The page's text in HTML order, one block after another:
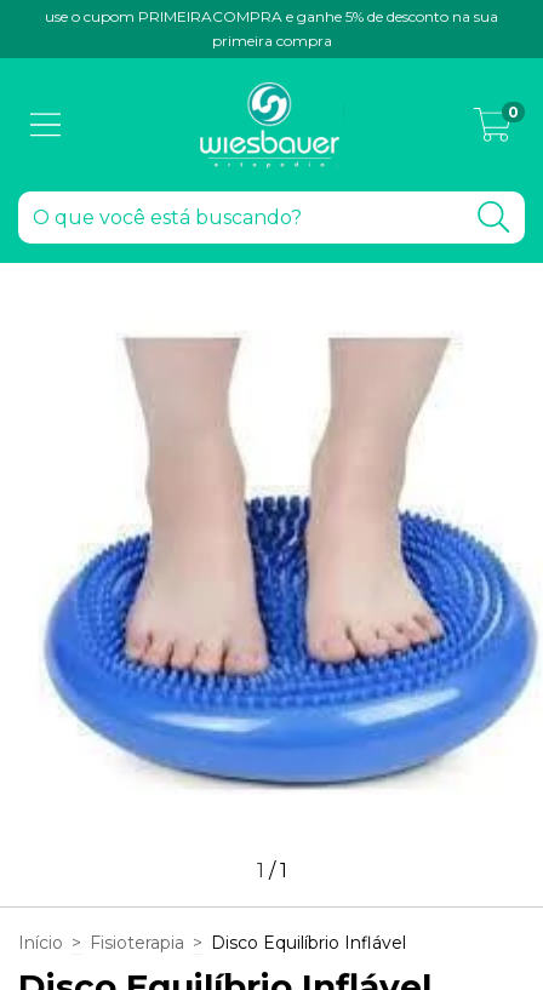
use o cupom PRIMEIRACOMPRA e ganhe 5% de desconto na sua
primeira compra
0
1 /1
Início > Fisioterapia > Disco Equilíbrio Inflável